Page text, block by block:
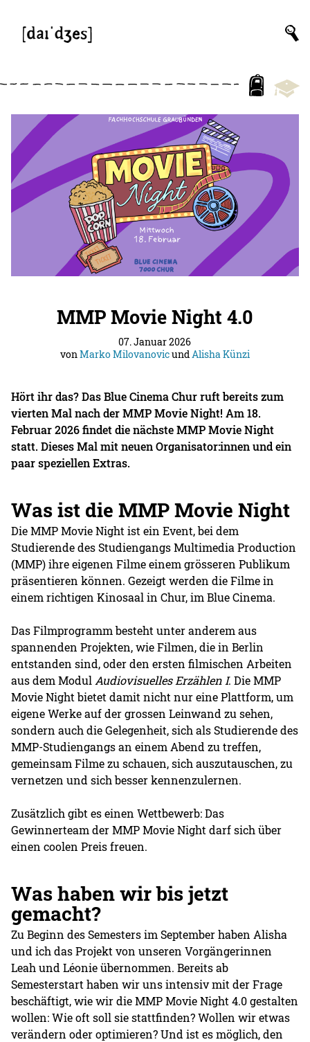
MMP Movie Night 4.0
07. Januar 2026
vonMarko MilovanovicundAlisha Künzi
Hört ihr das? Das Blue Cinema Chur ruft bereits zum
vierten Mal nach der MMP Movie Night! Am 18.
Februar 2026 findet die nächste MMP Movie Night
statt. Dieses Mal mit neuen Organisator:innen und ein
paar speziellen Extras.
Was ist die MMP Movie Night
Die MMP Movie Night ist ein Event, bei dem
Studierende des Studiengangs Multimedia Production
(MMP) ihre eigenen Filme einem grösseren Publikum
präsentieren können. Gezeigt werden die Filme in
einem richtigen Kinosaal in Chur, im Blue Cinema.
Das Filmprogramm besteht unter anderem aus
spannenden Projekten, wie Filmen, die in Berlin
entstanden sind, oder den ersten filmischen Arbeiten
aus dem Modul Audiovisuelles Erzählen I. Die MMP
Movie Night bietet damit nicht nur eine Plattform, um
eigene Werke auf der grossen Leinwand zu sehen,
sondern auch die Gelegenheit, sich als Studierende des
MMP-Studiengangs an einem Abend zu treffen,
gemeinsam Filme zu schauen, sich auszutauschen, zu
vernetzen und sich besser kennenzulernen.
Zusätzlich gibt es einen Wettbewerb: Das
Gewinnerteam der MMP Movie Night darf sich über
einen coolen Preis freuen.
Was haben wir bis jetzt
gemacht?
Zu Beginn des Semesters im September haben Alisha
und ich das Projekt von unseren Vorgängerinnen
Leah und Léonie übernommen. Bereits ab
Semesterstart haben wir uns intensiv mit der Frage
beschäftigt, wie wir die MMP Movie Night 4.0 gestalten
wollen: Wie oft soll sie stattfinden? Wollen wir etwas
verändern oder optimieren? Und ist es möglich, den